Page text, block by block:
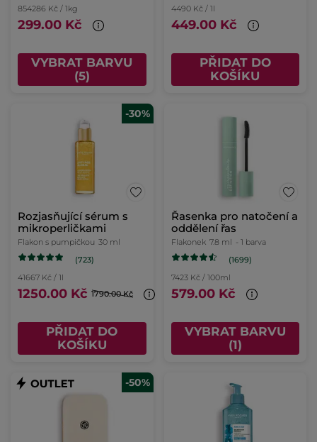
854286 Kč / 1kg
299.00 Kč
VYBRAT BARVU
(5)
4490 Kč / 1l
449.00 Kč
PŘIDAT DO
KOŠÍKU
-30%
Rozjasňující sérum s
mikroperličkami
Flakon s pumpičkou 30 ml
(723)
41667 Kč / 1l
1250.00 Kč 1790.00 Kč
PŘIDAT DO
KOŠÍKU
Řasenka pro natočení a
oddělení řas
Flakonek 7.8 ml - 1 barva
(1699)
7423 Kč / 100ml
579.00 Kč
VYBRAT BARVU
(1)
-50%